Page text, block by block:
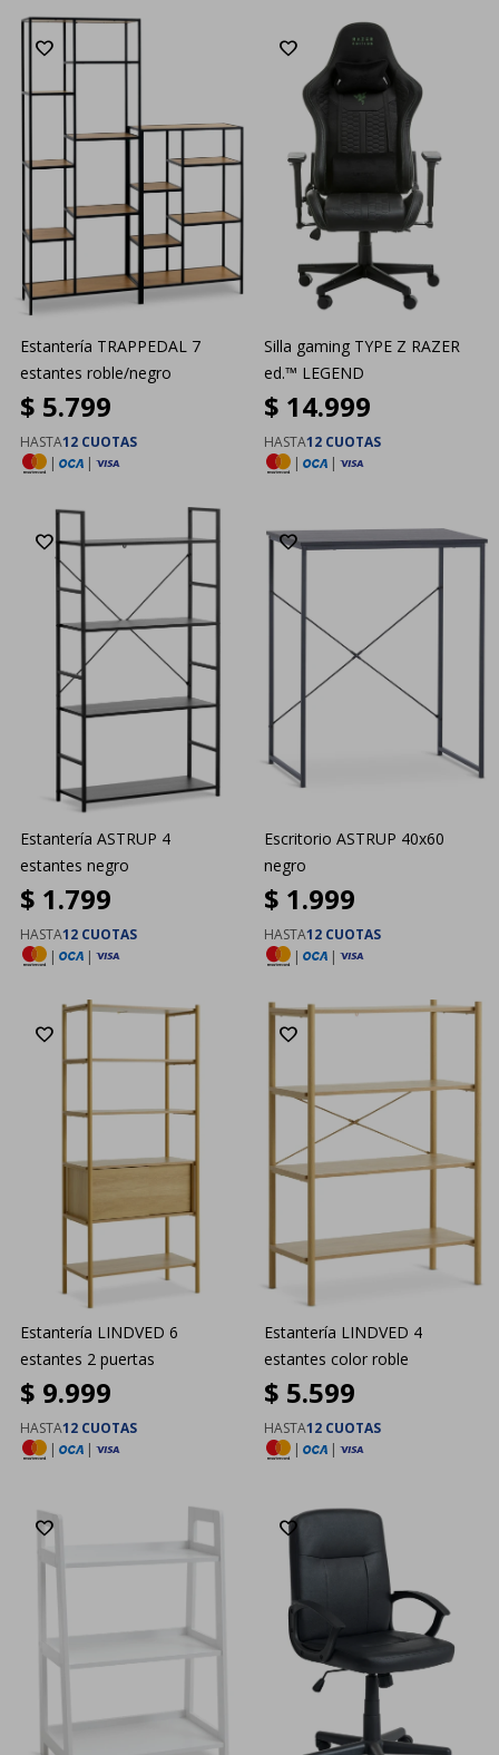
Estantería TRAPPEDAL 7
estantes roble/negro
$ 5.799
HASTA12 CUOTAS
|
|
Silla gaming TYPE Z RAZER
ed.™ LEGEND
$ 14.999
HASTA12 CUOTAS
|
|
Estantería ASTRUP 4
estantes negro
$ 1.799
HASTA12 CUOTAS
|
|
Escritorio ASTRUP 40x60
negro
$ 1.999
HASTA12 CUOTAS
|
|
Estantería LINDVED 6
estantes 2 puertas
$ 9.999
HASTA12 CUOTAS
|
|
Estantería LINDVED 4
estantes color roble
$ 5.599
HASTA12 CUOTAS
|
|